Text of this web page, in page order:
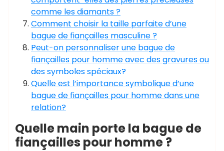
comme les diamants ?
Comment choisir la taille parfaite d’une
bague de fiançailles masculine ?
Peut-on personnaliser une bague de
fiançailles pour homme avec des gravures ou
des symboles spéciaux?
Quelle est l’importance symbolique d’une
bague de fiançailles pour homme dans une
relation?
Quelle main porte la bague de
fiançailles pour homme ?